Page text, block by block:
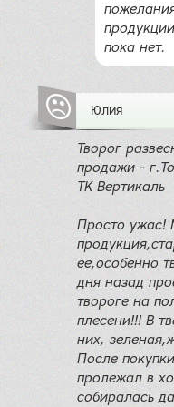
пока нет.
Юлия
Творог
продажи -
ТК Вертикаль
Просто ужас!
ее,особенно
дня назад
твороге на
плесени!!! В
них,
После
пролежал в
собиралась